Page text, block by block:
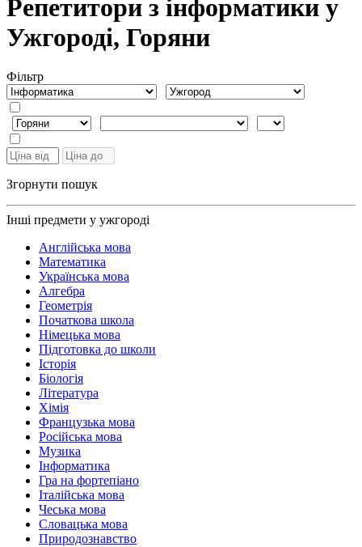
Репетитори з інформатики у
Ужгороді, Горяни
Фiльтр
Згорнути пошук
Інші предмети у ужгороді
Англійська мова
Математика
Українська мова
Алгебра
Геометрія
Початкова школа
Німецька мова
Підготовка до школи
Історія
Біологія
Література
Хімія
Французька мова
Російська мова
Музика
Інформатика
Гра на фортепіано
Італійська мова
Чеська мова
Словацька мова
Природознавство